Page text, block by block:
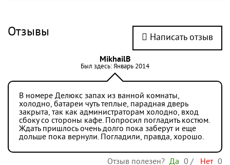
Отзывы Написать отзыв
MikhailB
Был здесь: Январь 2014
В номере Делюкс запах из ванной комнаты,
холодно, батареи чуть теплые, парадная дверь
закрыта, так как администраторам холодно, вход
сбоку со стороны кафе. Попросил погладить костюм.
Ждать пришлось очень долго пока заберут и еще
дольше пока вернули. Погладили, правда, хорошо.
Отзыв полезен? Да 0 / Нет 0